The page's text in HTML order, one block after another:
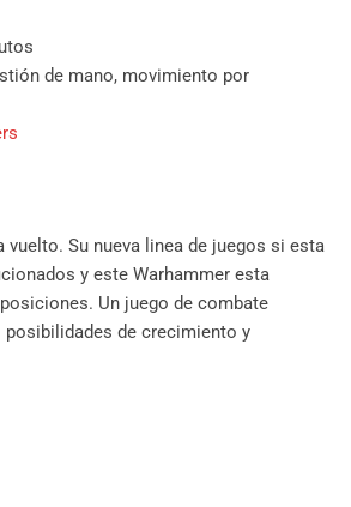
de mano, movimiento por
vuelto. Su nueva linea de juegos si esta
y este Warhammer esta
Un juego de combate
de crecimiento y